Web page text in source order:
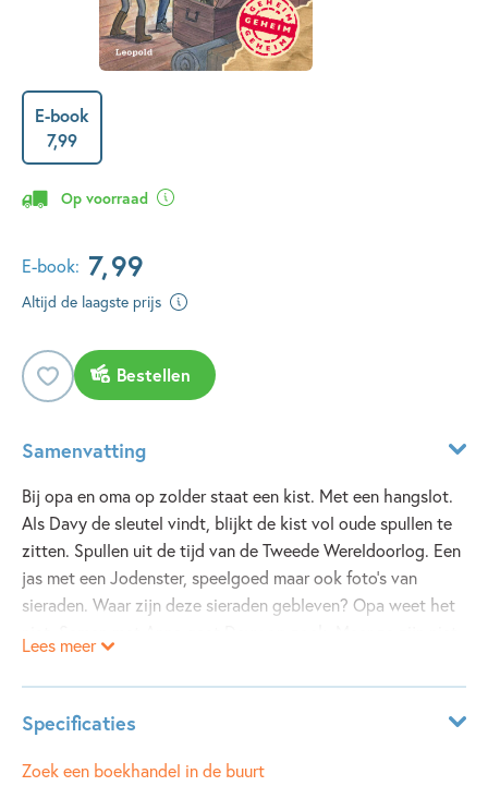
E-book
7,99
Op voorraad
E-book: 7,99
Altijd de laagste prijs
Bestellen
Samenvatting
Bij opa en oma op zolder staat een kist. Met een hangslot.
Als Davy de sleutel vindt, blijkt de kist vol oude spullen te
zitten. Spullen uit de tijd van de Tweede Wereldoorlog. Een
jas met een Jodenster, speelgoed maar ook foto’s van
sieraden. Waar zijn deze sieraden gebleven? Opa weet het
de enigen…
Lees meer
Specificaties
Leeftijdsindicatie: 8 - 10 jaar
Zoek een boekhandel in de buurt